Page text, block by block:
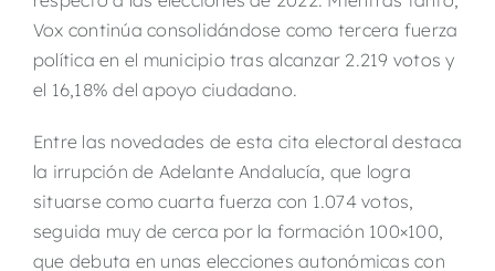
Vox continúa consolidándose como tercera fuerza
política en el municipio tras alcanzar 2.219 votos y
el 16,18% del apoyo ciudadano.
Entre las novedades de esta cita electoral destaca
la irrupción de Adelante Andalucía, que logra
situarse como cuarta fuerza con 1.074 votos,
seguida muy de cerca por la formación 100×100,
que debuta en unas elecciones autonómicas con